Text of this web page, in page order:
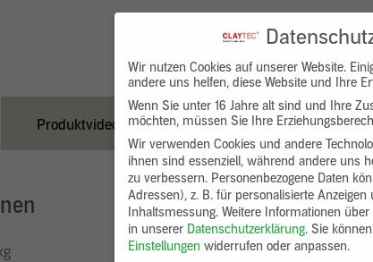
Produktvideo Downloads
Wir nutzen Cookies auf unserer Website.
andere uns helfen, diese Website und Ihre
Wenn Sie unter 16 Jahre alt sind und Ihre
möchten, müssen Sie Ihre
Wir verwenden Cookies und andere
ihnen sind essenziell, während andere uns
zu verbessern. Personenbezogene Daten
Adressen), z. B. für personalisierte
Inhaltsmessung. Weitere Informationen
in unserer Datenschutzerklärung. Sie
Einstellungen widerrufen oder anpassen.